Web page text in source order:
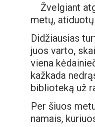
Žvelgiant
metų,
Didžiausias
juos varto,
viena
kažkada
biblioteką už
Per šiuos
namais,